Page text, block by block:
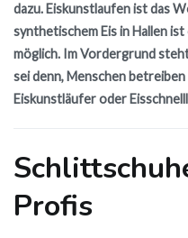
dazu. Eiskunstlaufen ist das
synthetischem Eis in Hallen
möglich. Im Vordergrund
sei denn, Menschen
Eiskunstläufer oder
Profis